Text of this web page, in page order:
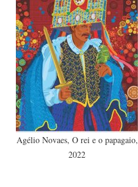
Agélio Novaes, O rei e o papagaio,
2022